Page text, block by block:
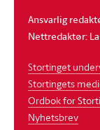
Ansvarlig
Nettredaktør:
Stortinget
Stortingets
Ordbok for
Nyhetsbrev